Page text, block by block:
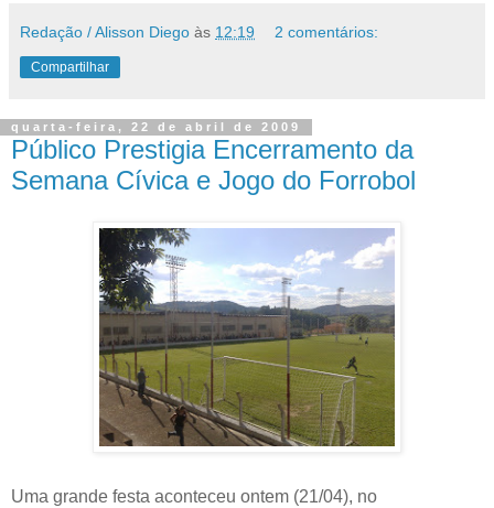
Redação / Alisson Diego às 12:19 2 comentários:
Compartilhar
quarta-feira, 22 de abril de 2009
Público Prestigia Encerramento da
Semana Cívica e Jogo do Forrobol
Uma grande festa aconteceu ontem (21/04), no